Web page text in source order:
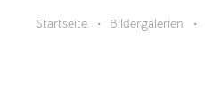
Startseite Bildergalerien